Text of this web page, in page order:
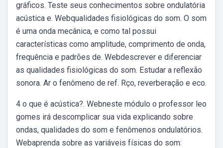
gráficos. Teste seus conhecimentos sobre ondulatória
acústica e. Webqualidades fisiológicas do som. O som
é uma onda mecânica, e como tal possui
características como amplitude, comprimento de onda,
frequência e padrões de. Webdescrever e diferenciar
as qualidades fisiológicas do som. Estudar a reflexão
sonora. Ar o fenômeno de ref. Rço, reverberação e eco.
4 o que é acústica?. Webneste módulo o professor leo
gomes irá descomplicar sua vida explicando sobre
ondas, qualidades do som e fenômenos ondulatórios.
Webaprenda sobre as variáveis físicas do som: